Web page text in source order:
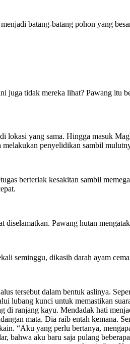
batang-batang pohon yang
juga tidak mereka lihat? Pawang
yang sama. Hingga masuk
penyelidikan sambil
berteriak kesakitan sambil
Pawang hutan
seminggu, dikasih darah ayam
tersebut dalam bentuk aslinya.
lubang kunci untuk memastikan
di ranjang kayu. Mendadak hati
mata. Dia raib entah kemana.
“Aku yang perlu bertanya,
bahwa aku baru saja pulang